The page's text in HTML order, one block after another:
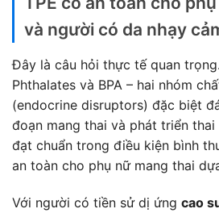
và người có da nhạy
Đây là câu hỏi thực tế quan
Phthalates và BPA – hai nhóm
(endocrine disruptors) đặc biệt
đoạn mang thai và phát triển thai
đạt chuẩn trong điều kiện bình
an toàn cho phụ nữ mang thai
Với người có tiền sử dị ứng cao